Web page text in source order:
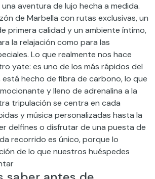
aventura de lujo hecha a medida.
de Marbella con rutas exclusivas, un
primera calidad y un ambiente íntimo,
la relajación como para las
Lo que realmente nos hace
yate: es uno de los más rápidos del
hecho de fibra de carbono, lo que
y lleno de adrenalina a la
tripulación se centra en cada
y música personalizadas hasta la
delfines o disfrutar de una puesta de
recorrido es único, porque lo
de lo que nuestros huéspedes